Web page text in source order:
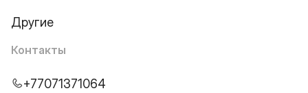
Другие
Контакты
+77071371064